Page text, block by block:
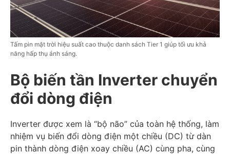
Tấm pin mặt trời hiệu suất cao thuộc danh sách Tier 1 giúp tối ưu khả
năng hấp thụ ánh sáng.
Bộ biến tần Inverter chuyển
đổi dòng điện
Inverter được xem là “bộ não” của toàn hệ thống, làm
nhiệm vụ biến đổi dòng điện một chiều (DC) từ dàn
pin thành dòng điện xoay chiều (AC) cùng pha, cùng